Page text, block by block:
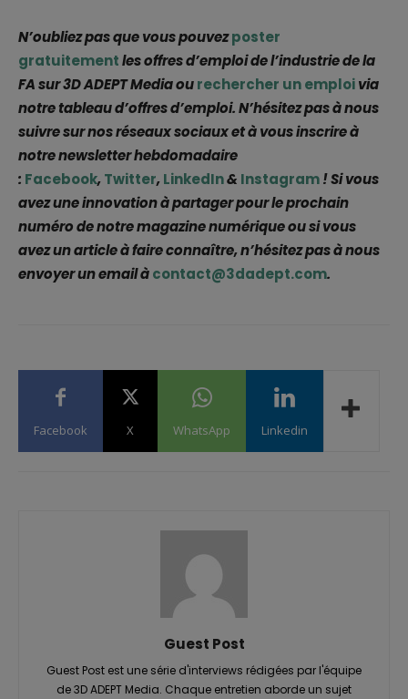
N’oubliez pas que vous pouvezposter
gratuitementles offres d’emploi de l’industrie de la
FA sur 3D ADEPT Media ourechercher un emploivia
notre tableau d’offres d’emploi. N’hésitez pas à nous
suivre sur nos réseaux sociaux et à vous inscrire à
notre newsletter hebdomadaire
: Facebook,Twitter,LinkedIn& Instagram! Si vous
avez une innovation à partager pour le prochain
numéro de notre magazine numérique ou si vous
avez un article à faire connaître, n’hésitez pas à nous
envoyer un email àcontact@3dadept.com.
Facebook X WhatsApp Linkedin
Guest Post
Guest Post est une série d'interviews rédigées par l'équipe
de 3D ADEPT Media. Chaque entretien aborde un sujet